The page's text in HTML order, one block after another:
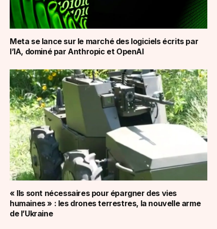
Meta se lance sur le marché des logiciels écrits par
l’IA, dominé par Anthropic et OpenAI
« Ils sont nécessaires pour épargner des vies
humaines » : les drones terrestres, la nouvelle arme
de l’Ukraine